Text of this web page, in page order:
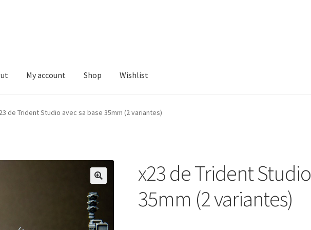
My account Shop Wishlist
Shop Wishlist
de Trident Studio avec sa base 35mm (2 variantes)
x23 de Trident
35mm (2 variantes)